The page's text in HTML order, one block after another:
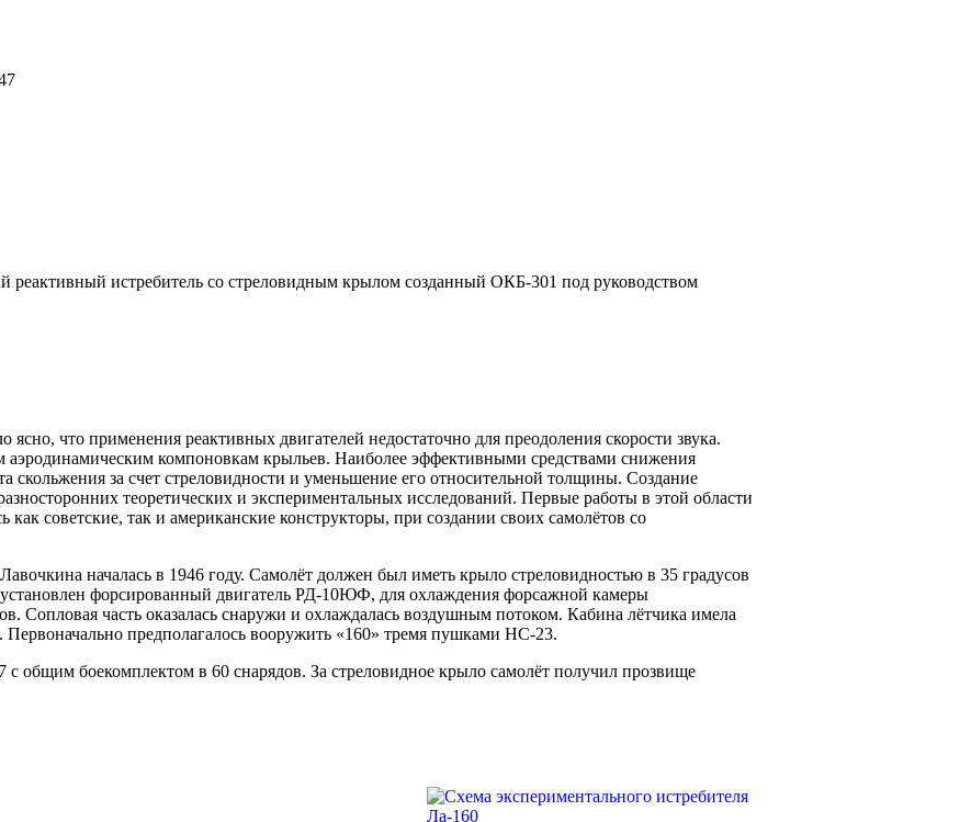
реактивный истребитель со стреловидным крылом созданный ОКБ-301 под руководством
что применения реактивных двигателей недостаточно для преодоления скорости звука.
аэродинамическим компоновкам крыльев. Наиболее эффективными средствами снижения
скольжения за счет стреловидности и уменьшение его относительной толщины. Создание
теоретических и экспериментальных исследований. Первые работы в этой области
советские, так и американские конструкторы, при создании своих самолётов со
началась в 1946 году. Самолёт должен был иметь крыло стреловидностью в 35 градусов
форсированный двигатель РД-10ЮФ, для охлаждения форсажной камеры
Сопловая часть оказалась снаружи и охлаждалась воздушным потоком. Кабина лётчика имела
Первоначально предполагалось вооружить «160» тремя пушками НС-23.
общим боекомплектом в 60 снарядов. За стреловидное крыло самолёт получил прозвище